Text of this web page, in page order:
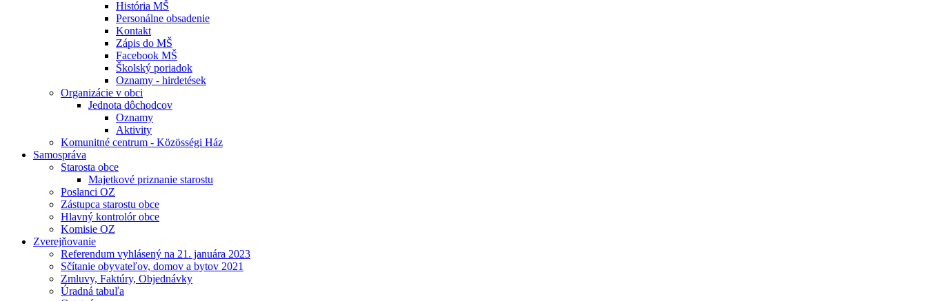
História MŠ
Personálne obsadenie
Kontakt
Zápis do MŠ
Facebook MŠ
Školský poriadok
Oznamy - hirdetések
Organizácie v obci
Jednota dôchodcov
Oznamy
Aktivity
Komunitné centrum - Közösségi Ház
Samospráva
Starosta obce
Majetkové priznanie starostu
Poslanci OZ
Zástupca starostu obce
Hlavný kontrolór obce
Komisie OZ
Zverejňovanie
Referendum vyhlásený na 21. januára 2023
Sčítanie obyvateľov, domov a bytov 2021
Zmluvy, Faktúry, Objednávky
Úradná tabuľa